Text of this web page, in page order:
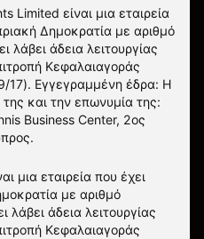
Limited είναι μια εταιρεία
Δημοκρατία με αριθμό
λάβει άδεια λειτουργίας
Κεφαλαιαγοράς
17). Εγγεγραμμένη έδρα: Η
και την επωνυμία της:
Business Center, 2ος
μια εταιρεία που έχει
με αριθμό
άδεια λειτουργίας
Κεφαλαιαγοράς